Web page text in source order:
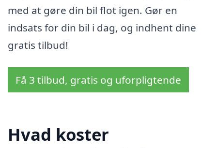
med at gøre din bil flot igen. Gør en
indsats for din bil i dag, og indhent dine
gratis tilbud!
Få 3 tilbud, gratis og uforpligtende
Hvad koster